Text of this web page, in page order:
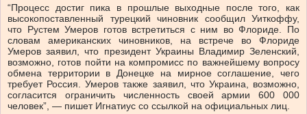
“Процесс достиг пика в прошлые выходные после того, как
высокопоставленный турецкий чиновник сообщил Уиткоффу,
что Рустем Умеров готов встретиться с ним во Флориде. По
словам американских чиновников, на встрече во Флориде
Умеров заявил, что президент Украины Владимир Зеленский,
возможно, готов пойти на компромисс по важнейшему вопросу
обмена территории в Донецке на мирное соглашение, чего
требует Россия. Умеров также заявил, что Украина, возможно,
согласится ограничить численность своей армии 600 000
человек”, — пишет Игнатиус со ссылкой на официальных лиц.